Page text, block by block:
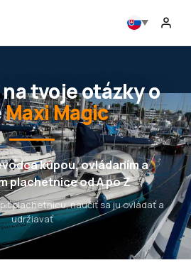
tvoje otázky o
Maxi Magic
kúpou, ovládaním a
plachetnice od A po Z
plachetnicu, naučiť sa ju ovládať a
udržiavať